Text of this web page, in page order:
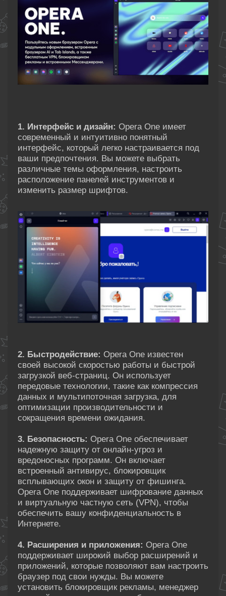
1. Интерфейс и дизайн: Opera One имеет
современный и интуитивно понятный
интерфейс, который легко настраивается под
ваши предпочтения. Вы можете выбрать
различные темы оформления, настроить
расположение панелей инструментов и
изменить размер шрифтов.
2. Быстродействие: Opera One известен
своей высокой скоростью работы и быстрой
загрузкой веб-страниц. Он использует
передовые технологии, такие как компрессия
данных и мультипоточная загрузка, для
оптимизации производительности и
сокращения времени ожидания.
3. Безопасность: Opera One обеспечивает
надежную защиту от онлайн-угроз и
вредоносных программ. Он включает
встроенный антивирус, блокировщик
всплывающих окон и защиту от фишинга.
Opera One поддерживает шифрование данных
и виртуальную частную сеть (VPN), чтобы
обеспечить вашу конфиденциальность в
Интернете.
4. Расширения и приложения: Opera One
поддерживает широкий выбор расширений и
приложений, которые позволяют вам настроить
браузер под свои нужды. Вы можете
установить блокировщик рекламы, менеджер